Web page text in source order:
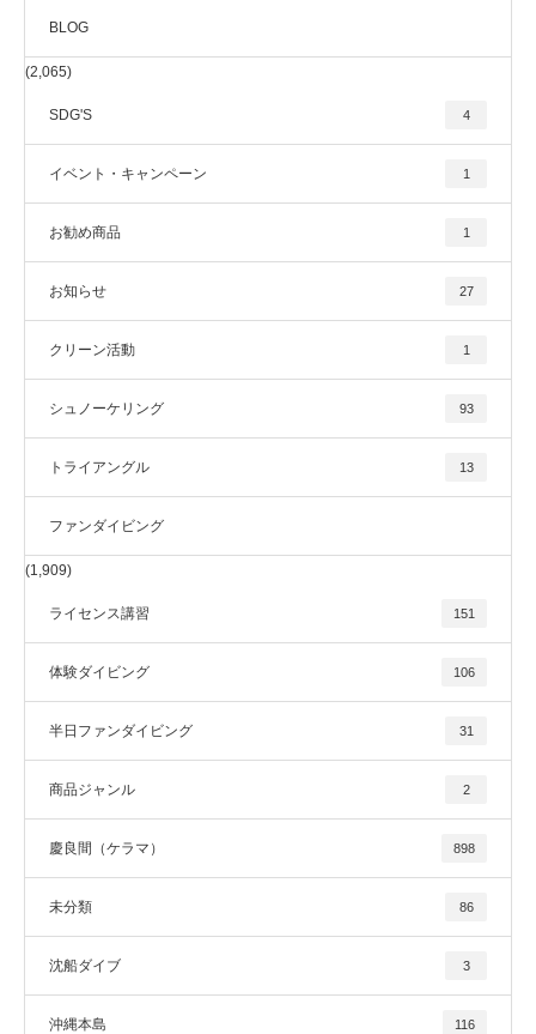
BLOG
(2,065)
SDG'S 4
イベント・キャンペーン 1
お勧め商品 1
お知らせ 27
クリーン活動 1
シュノーケリング 93
トライアングル 13
ファンダイビング
(1,909)
ライセンス講習 151
体験ダイビング 106
半日ファンダイビング 31
商品ジャンル 2
慶良間（ケラマ） 898
未分類 86
沈船ダイブ 3
沖縄本島 116